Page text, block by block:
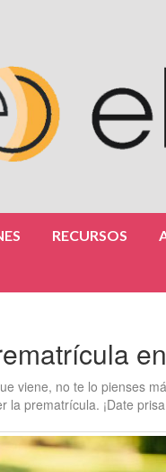
RECURSOS
viene, no te lo pienses
prematrícula. ¡Date